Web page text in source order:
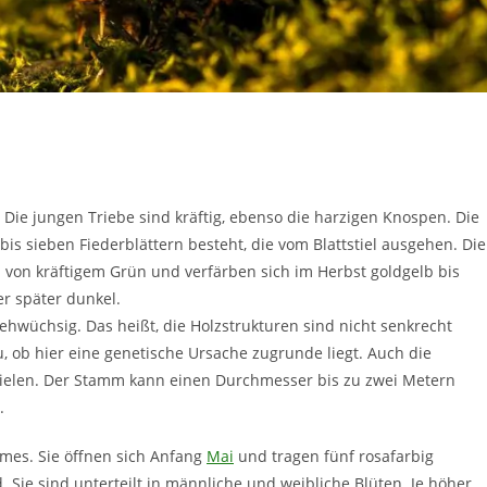
jungen Triebe sind kräftig, ebenso die harzigen Knospen. Die
sieben Fiederblättern besteht, die vom Blattstiel ausgehen. Die
kräftigem Grün und verfärben sich im Herbst goldgelb bis
später dunkel.
Das heißt, die Holzstrukturen sind nicht senkrecht
hier eine genetische Ursache zugrunde liegt. Auch die
Der Stamm kann einen Durchmesser bis zu zwei Metern
Sie öffnen sich Anfang Mai und tragen fünf rosafarbig